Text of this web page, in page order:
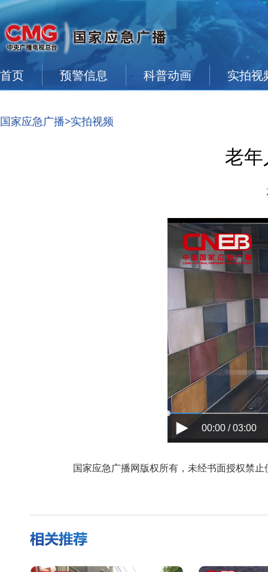
首页 预警信息 科普动画 实拍视
国家应急广播>实拍视频
老
00:00 / 03:00
国家应急广播网版权所有，未经书面授权禁